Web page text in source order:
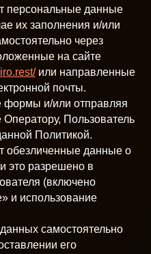
персональные данные
их заполнения и/или
через
на сайте
или направленные
почты.
формы и/или отправляя
Пользователь
Политикой.
обезличенные данные о
это разрешено в
(включено
и использование
самостоятельно
его